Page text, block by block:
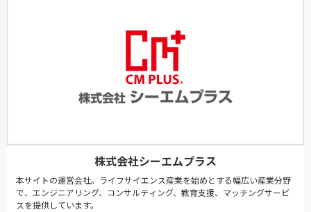
株式会社シーエムプラス
本サイトの運営会社。ライフサイエンス産業を始めとする幅広い産業分野
で、エンジニアリング、コンサルティング、教育支援、マッチングサービ
スを提供しています。